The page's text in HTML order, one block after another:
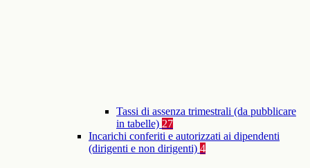
Tassi di assenza trimestrali (da pubblicare
in tabelle) 27
Incarichi conferiti e autorizzati ai dipendenti
(dirigenti e non dirigenti) 4